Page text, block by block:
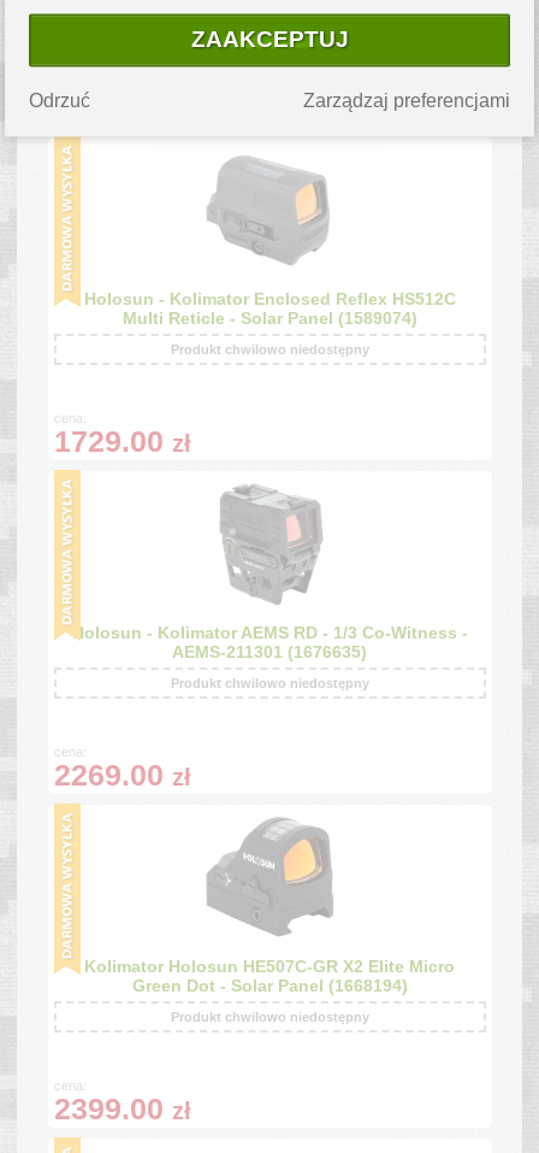
Produkt chwilowo niedostępny
1990.00
Holosun - Kolimator Enclosed Reflex HS512C
Multi Reticle - Solar Panel (1589074)
Produkt chwilowo niedostępny
cena:
1729.00 zł
Holosun - Kolimator AEMS RD - 1/3 Co-Witness -
AEMS-211301 (1676635)
Produkt chwilowo niedostępny
cena:
2269.00 zł
Kolimator Holosun HE507C-GR X2 Elite Micro
Green Dot - Solar Panel (1668194)
Produkt chwilowo niedostępny
cena:
2399.00 zł
ZAAKCEPTUJ
Zarządzaj preferencjami
Odrzuć